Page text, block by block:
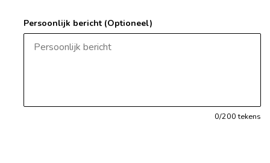
Persoonlijk bericht (Optioneel)
0/200 tekens